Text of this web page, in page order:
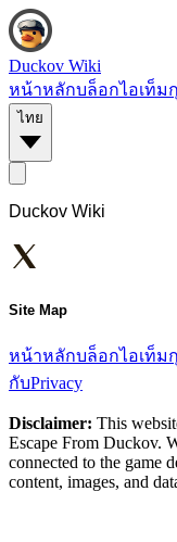
Duckov Wiki
หน้าหลักบล็อกไอเท็ม
ไทย
Duckov Wiki
Site Map
หน้าหลักบล็อกไอเท็ม
กับPrivacy
Disclaimer: This
Escape From Duckov.
connected to the game
content, images, and